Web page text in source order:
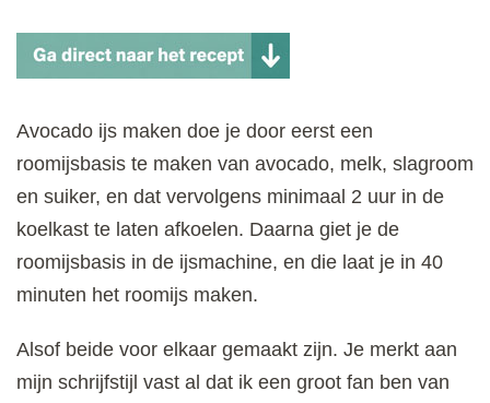
Avocado ijs maken doe je door eerst een
roomijsbasis te maken van avocado, melk, slagroom
en suiker, en dat vervolgens minimaal 2 uur in de
koelkast te laten afkoelen. Daarna giet je de
roomijsbasis in de ijsmachine, en die laat je in 40
minuten het roomijs maken.
Alsof beide voor elkaar gemaakt zijn. Je merkt aan
mijn schrijfstijl vast al dat ik een groot fan ben van